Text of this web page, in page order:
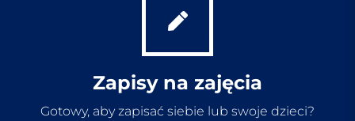
Zapisy na zajęcia
Gotowy, aby zapisać siebie lub swoje dzieci?